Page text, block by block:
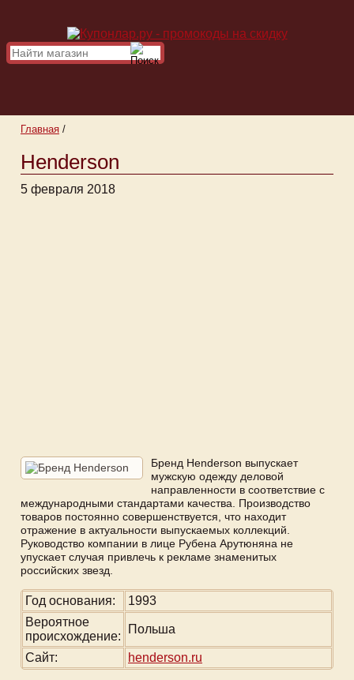
Главная /
Henderson
5 февраля 2018
Бренд Henderson выпускает
мужскую одежду деловой
направленности в соответствие с
международными стандартами качества. Производство
товаров постоянно совершенствуется, что находит
отражение в актуальности выпускаемых коллекций.
Руководство компании в лице Рубена Арутюняна не
упускает случая привлечь к рекламе знаменитых
российских звезд.
Год основания:
1993
Вероятное
происхождение:
Польша
Сайт: henderson.ru